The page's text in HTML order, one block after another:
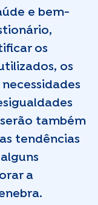
e bem-
os
os
também
tendências
a